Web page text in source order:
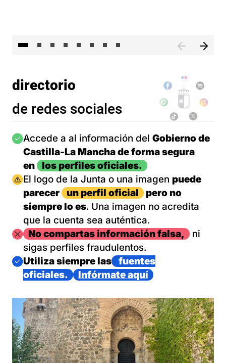
directorio
de redes sociales
Imagen
Accede a al información del Gobierno de
Castilla-La Mancha de forma segura
en
los perfiles oficiales.
Imagen
El logo de la Junta o una imagen puede
parecer
un perfil oficial
pero no
siempre lo es. Una imagen no acredita
que la cuenta sea auténtica.
ImagenNo compartas información falsa,
ni
sigas perfiles fraudulentos.
Imagen
Utiliza siempre las
fuentes
oficiales.
Infórmate aquí